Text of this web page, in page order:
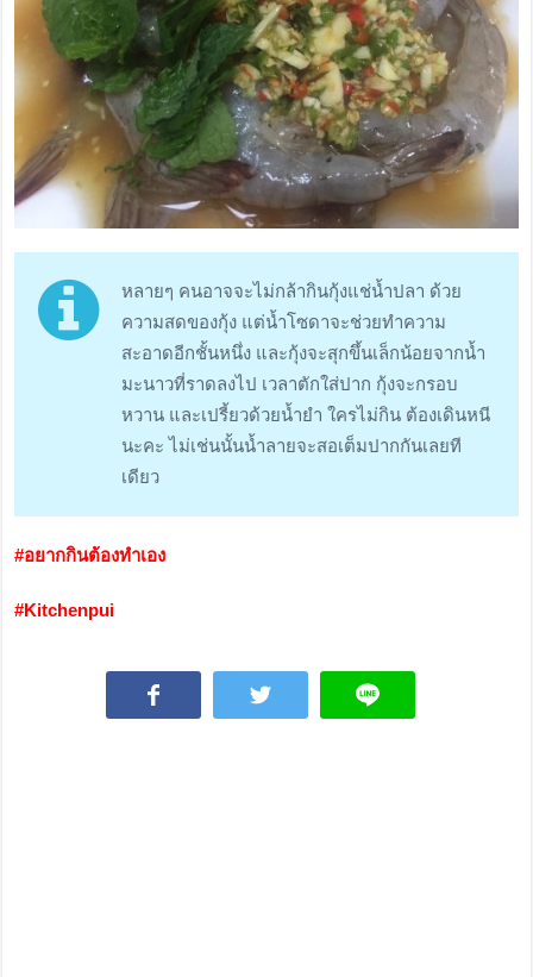
หลายๆ คนอาจจะไม่กล้ากินกุ้งแช่น้ำปลา ด้วย
ความสดของกุ้ง แต่น้ำโซดาจะช่วยทำความ
สะอาดอีกชั้นหนึ่ง และกุ้งจะสุกขึ้นเล็กน้อยจากน้ำ
มะนาวที่ราดลงไป เวลาตักใส่ปาก กุ้งจะกรอบ
หวาน และเปรี้ยวด้วยน้ำยำ ใครไม่กิน ต้องเดินหนี
นะคะ ไม่เช่นนั้นน้ำลายจะสอเต็มปากกันเลยที
เดียว
#อยากกินต้องทำเอง
#Kitchenpui